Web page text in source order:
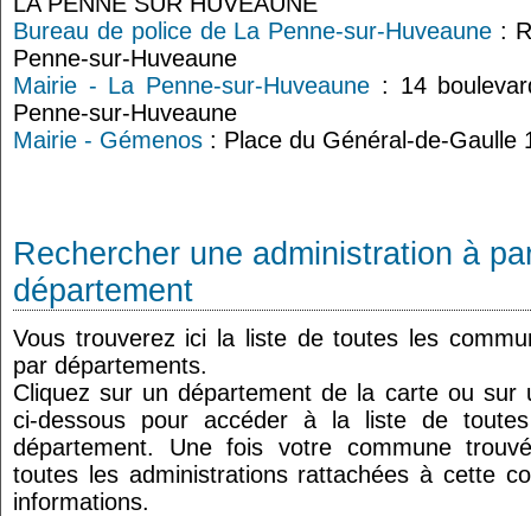
Bureau de police de La Penne-sur-Huveaune :
Penne-sur-Huveaune
Mairie - La Penne-sur-Huveaune : 14
Penne-sur-Huveaune
Mairie - Gémenos : Place du Général-de-Gaulle
Rechercher une administration à
département
Vous trouverez ici la liste de toutes les
par départements.
Cliquez sur un département de la carte ou sur
ci-dessous pour accéder à la liste de
département. Une fois votre commune
toutes les administrations rattachées à cette
informations.